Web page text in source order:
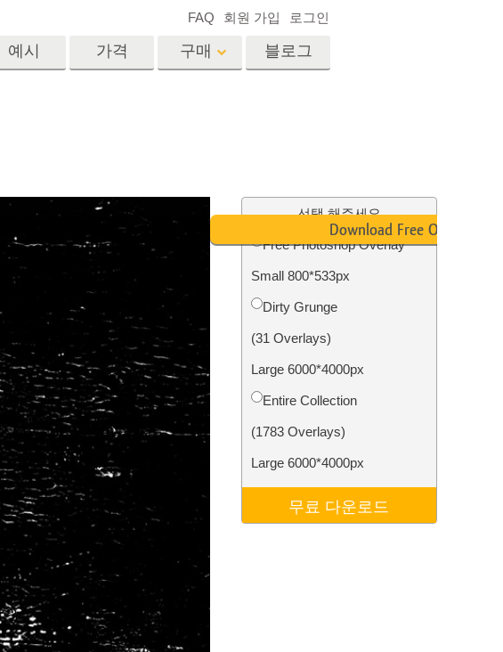
사진 서비스
AI 훈련 데이터 Video Editing Services
예시 가격 구매
발렌타인 데이 카드
결혼식 초대장
어린이 생일 초대장
블로그
FAQ 회원 가입 로그인
선택 해주세요
Free Photoshop Overlay
Small 800*533px
Dirty Grunge
(31 Overlays)
Large 6000*4000px
Entire Collection
(1783 Overlays)
Large 6000*4000px
무료 다운로드
Download Free Overlay